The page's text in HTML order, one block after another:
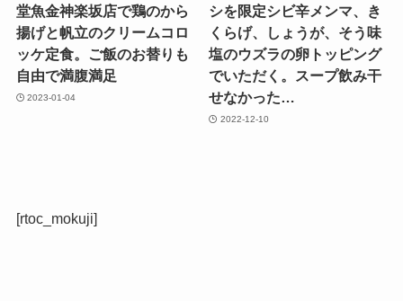
堂魚金神楽坂店で鶏のから
揚げと帆立のクリームコロ
ッケ定食。ご飯のお替りも
自由で満腹満足
2023-01-04
シを限定シビ辛メンマ、き
くらげ、しょうが、そう味
塩のウズラの卵トッピング
でいただく。スープ飲み干
せなかった…
2022-12-10
[rtoc_mokuji]